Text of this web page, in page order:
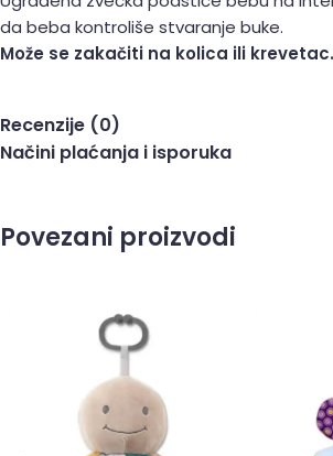
da beba kontroliše stvaranje buke.
Može se zakačiti na kolica ili krevetac.
Recenzije (0)
Načini plaćanja i isporuka
Povezani proizvodi